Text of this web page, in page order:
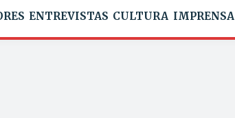
ENTREVISTAS CULTURA IMPRENSA